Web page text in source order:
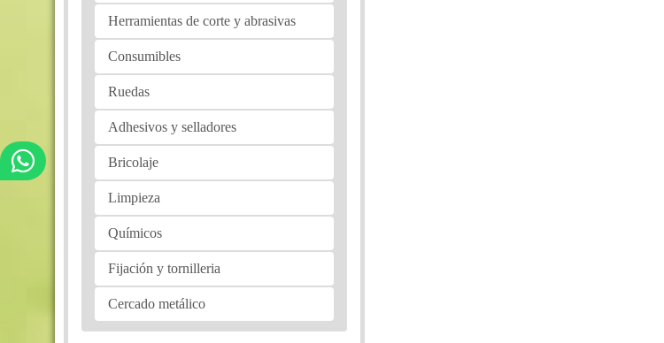
Herramientas de corte y abrasivas
Consumibles
Ruedas
Adhesivos y selladores
Bricolaje
Limpieza
Químicos
Fijación y tornilleria
Cercado metálico